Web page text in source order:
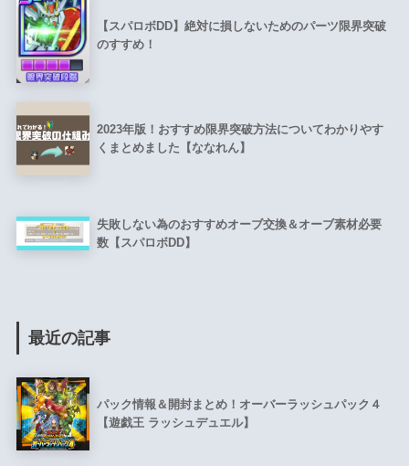
【スパロボDD】絶対に損しないためのパーツ限界突破
のすすめ！
2023年版！おすすめ限界突破方法についてわかりやす
くまとめました【ななれん】
失敗しない為のおすすめオーブ交換＆オーブ素材必要
数【スパロボDD】
最近の記事
パック情報＆開封まとめ！オーバーラッシュパック４
【遊戯王 ラッシュデュエル】